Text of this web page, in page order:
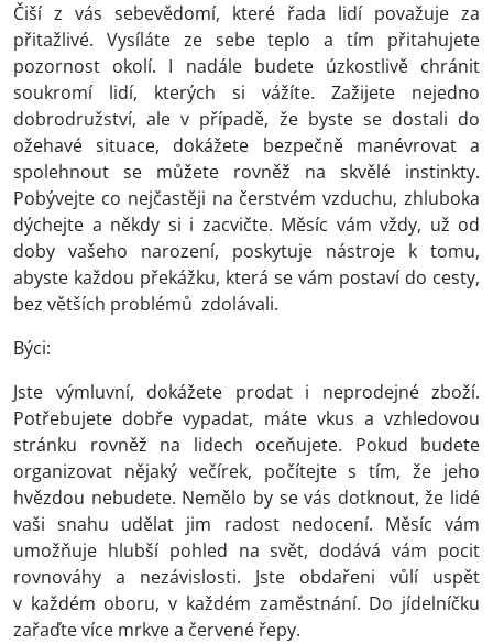
Čiší z vás sebevědomí, které řada lidí považuje za
přitažlivé. Vysíláte ze sebe teplo a tím přitahujete
pozornost okolí. I nadále budete úzkostlivě chránit
soukromí lidí, kterých si vážíte. Zažijete nejedno
dobrodružství, ale v případě, že byste se dostali do
ožehavé situace, dokážete bezpečně manévrovat a
spolehnout se můžete rovněž na skvělé instinkty.
Pobývejte co nejčastěji na čerstvém vzduchu, zhluboka
dýchejte a někdy si i zacvičte. Měsíc vám vždy, už od
doby vašeho narození, poskytuje nástroje k tomu,
abyste každou překážku, která se vám postaví do cesty,
bez větších problémů zdolávali.
Býci:
Jste výmluvní, dokážete prodat i neprodejné zboží.
Potřebujete dobře vypadat, máte vkus a vzhledovou
stránku rovněž na lidech oceňujete. Pokud budete
organizovat nějaký večírek, počítejte s tím, že jeho
hvězdou nebudete. Nemělo by se vás dotknout, že lidé
vaši snahu udělat jim radost nedocení. Měsíc vám
umožňuje hlubší pohled na svět, dodává vám pocit
rovnováhy a nezávislosti. Jste obdařeni vůlí uspět
v každém oboru, v každém zaměstnání. Do jídelníčku
zařaďte více mrkve a červené řepy.